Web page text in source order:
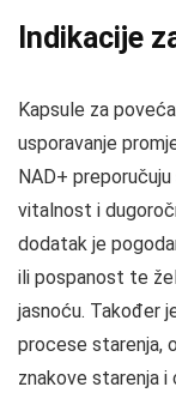
Indikacije
Kapsule za
usporavanje
NAD+
vitalnost i
dodatak je
ili pospanost te
jasnoću. Također
procese starenja,
znakove starenja